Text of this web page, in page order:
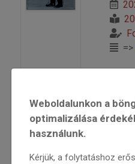
=>
zene?
Magyar
Weboldalunkon a
optimalizálása
használunk.
Kérjük, a folytatáshoz